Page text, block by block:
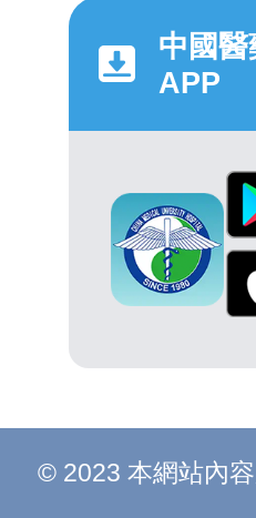
中國
APP
© 2023 本網站內